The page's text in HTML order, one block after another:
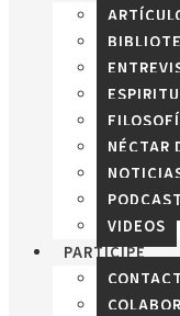
NÉCTAR
PODCAST
VIDEOS
PARTICIPE